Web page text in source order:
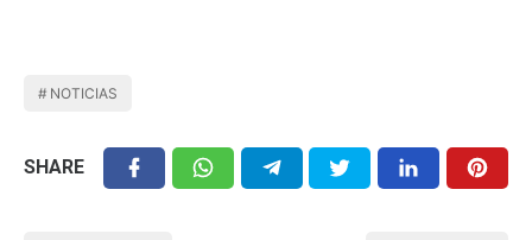
NOTICIAS
SHARE